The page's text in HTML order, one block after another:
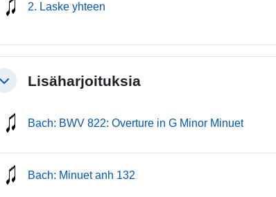
2. Laske yhteen
TiivistäLisäharjoituksia
Bach: BWV 822: Overture in G Minor Minuetmmusic
Bach: Minuet anh 132